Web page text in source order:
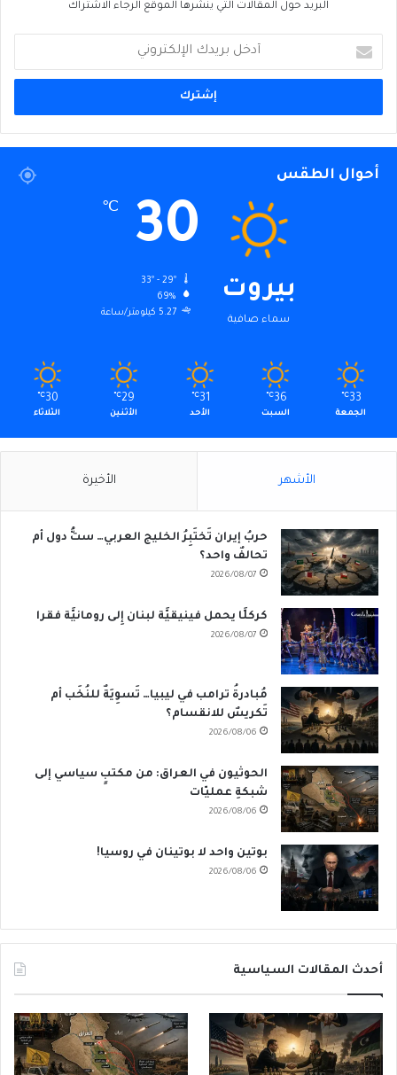
البريد حول المقالات التي ينشرها الموقع الرجاء الاشتراك
بريدك
الإلكتروني
أحوال الطقس
بيروت
سماء صافية
30
℃
69%
5.27 كيلومتر/ساعة
33
℃
الجمعة
36
℃
السبت
31
℃
الأحد
29
℃
الأثنين
30
℃
الثلاثاء
الأشهر الأخيرة
حربُ إيران تَختَبِرُ الخليج العربي… ستُّ دول أم
تحالفٌ واحد؟
2026/08/07
كركلَّا يحمل فينيقيَّة لبنان إِلى رومانيَّة فقرا
2026/08/07
مُبادرةُ ترامب في ليبيا… تَسوِيَةٌ للنُخَب أم
تَكريسٌ للانقسام؟
2026/08/06
الحوثيون في العراق: من مكتبٍ سياسي إلى
شبكةِ عمليّات
2026/08/06
بوتين واحد لا بوتينان في روسيا!
2026/08/06
أحدث المقالات السياسية